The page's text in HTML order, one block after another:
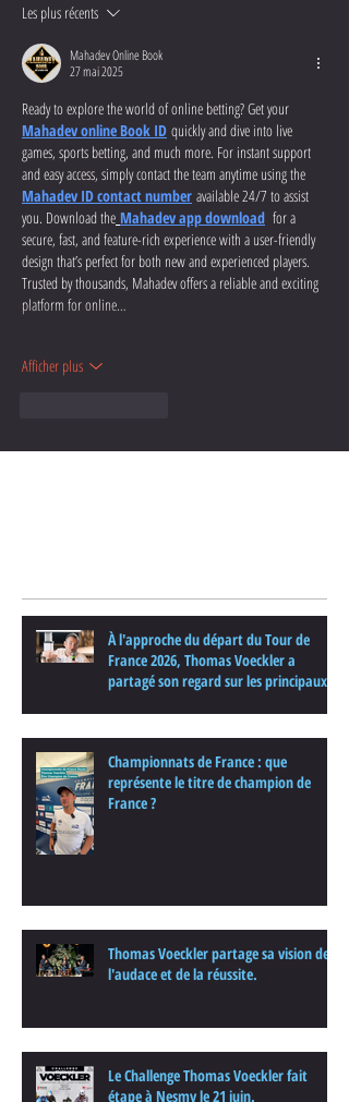
Les plus récents
Mahadev Online Book
27 mai 2025
Ready to explore the world of online betting? Get your
Mahadev online Book ID quickly and dive into live
games, sports betting, and much more. For instant support
and easy access, simply contact the team anytime using the
Mahadev ID contact number available 24/7 to assist
you. Download the Mahadev app download for a
secure, fast, and feature-rich experience with a user-friendly
design that’s perfect for both new and experienced players.
Trusted by thousands, Mahadev offers a reliable and exciting
platform for online…
Afficher plus
À l'approche du départ du Tour de
France 2026, Thomas Voeckler a
partagé son regard sur les principaux
Championnats de France : que
représente le titre de champion de
France ?
Thomas Voeckler partage sa vision de
l'audace et de la réussite.
Le Challenge Thomas Voeckler fait
étape à Nesmy le 21 juin.